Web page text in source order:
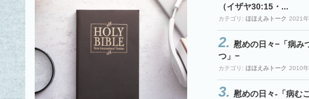
（イザヤ30:15・...
カテゴリ: ほほえみトーク 2021
慰めの日々−「病
つ」−
カテゴリ: ほほえみトーク 2010
慰めの日々-「病む